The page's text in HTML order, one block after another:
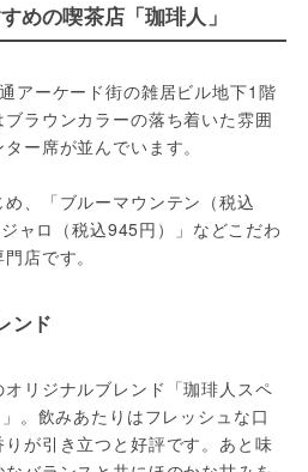
めの喫茶店「珈琲人」
アーケード街の雑居ビル地下1階
ラウンカラーの落ち着いた雰囲
ー席が並んでいます。
、「ブルーマウンテン（税込
ャロ（税込945円）」などこだわ
店です。
ンド
リジナルブレンド「珈琲人スペ
。飲みあたりはフレッシュな口
が引き立つと好評です。あと味